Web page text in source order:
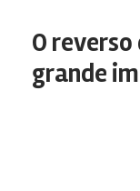
O
grande